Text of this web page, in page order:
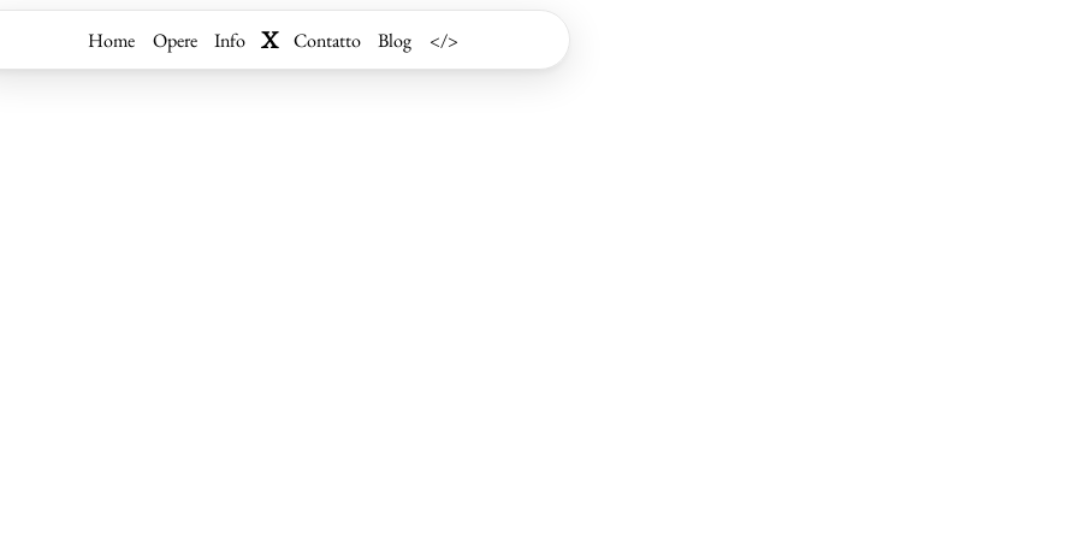
Home Opere Info X Contatto Blog </>